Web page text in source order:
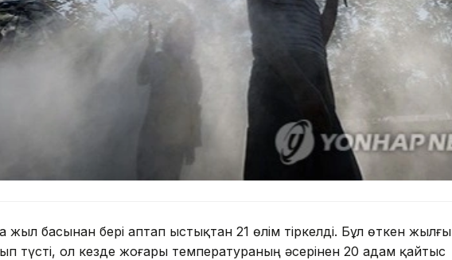
жыл басынан бері аптап ыстықтан 21 өлім тіркелді. Бұл өткен жылғы
түсті, ол кезде жоғары температураның әсерінен 20 адам қайтыс